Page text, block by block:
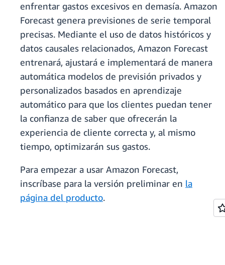
enfrentar gastos excesivos en demasía. Amazon
Forecast genera previsiones de serie temporal
precisas. Mediante el uso de datos históricos y
datos causales relacionados, Amazon Forecast
entrenará, ajustará e implementará de manera
automática modelos de previsión privados y
personalizados basados en aprendizaje
automático para que los clientes puedan tener
la confianza de saber que ofrecerán la
experiencia de cliente correcta y, al mismo
tiempo, optimizarán sus gastos.
Para empezar a usar Amazon Forecast,
inscríbase para la versión preliminar en la
página del producto.